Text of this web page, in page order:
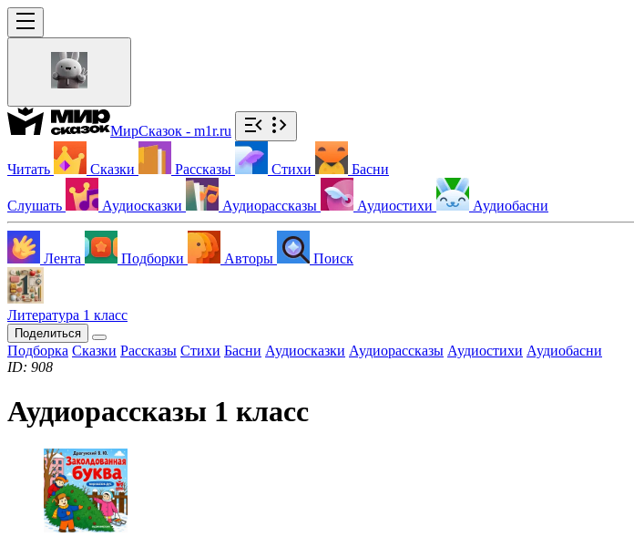
МирСказок - m1r.ru
Читать Сказки Рассказы Стихи Басни
Слушать Аудиосказки Аудиорассказы Аудиостихи Аудиобасни
Лента Подборки Авторы Поиск
Литература 1 класс
Поделиться
Подборка Сказки Рассказы Стихи Басни Аудиосказки Аудиорассказы Аудиостихи Аудиобасни
ID: 908
Аудиорассказы 1 класс